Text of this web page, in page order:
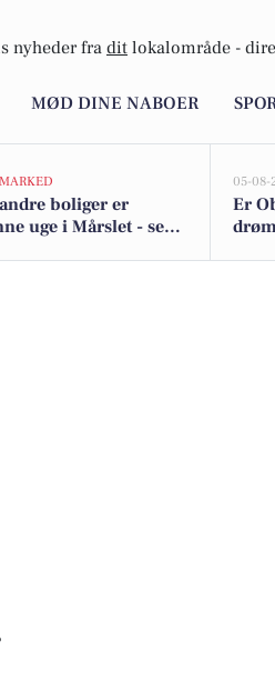
nyheder fra dit lokalområde -
MØD DINE NABOER
boliger er
uge i Mårslet - se
05-08-
Er